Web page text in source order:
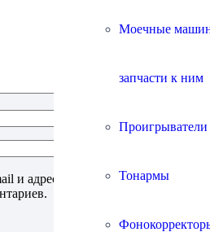
Моечные
запчасти к ним
Тонармы
и адрес сайта в этом браузере для